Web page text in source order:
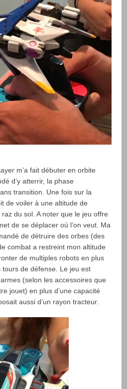
m’a fait débuter en orbite
d’y atterrir, la phase
transition. Une fois sur la
de voiler à une altitude de
du sol. A noter que le jeu offre
de se déplacer où l’on veut. Ma
de détruire des orbes (des
combat a restreint mon altitude
de multiples robots en plus
tours de défense. Le jeu est
(selon les accessoires que
jouet) en plus d’une capacité
aussi d’un rayon tracteur.